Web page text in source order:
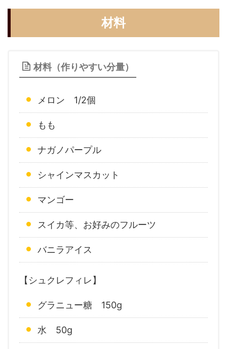
材料
材料（作りやすい分量）
メロン 1/2個
もも
ナガノパープル
シャインマスカット
マンゴー
スイカ等、お好みのフルーツ
バニラアイス
【シュクレフィレ】
グラニュー糖 150g
水 50g